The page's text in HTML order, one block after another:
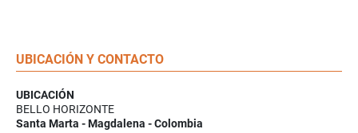
UBICACIÓN Y CONTACTO
UBICACIÓN
BELLO HORIZONTE
Santa Marta - Magdalena - Colombia